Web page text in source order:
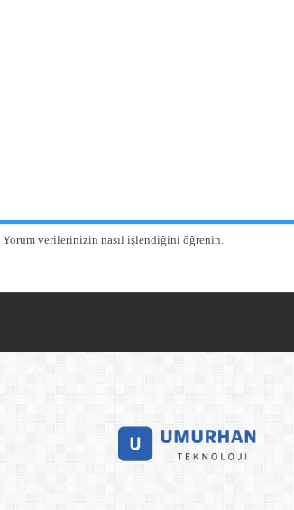
Yorum verilerinizin nasıl işlendiğini öğrenin.